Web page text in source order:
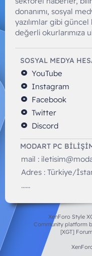
donanımı, sosyal
yazılımlar gibi
değerli okurlarımıza
SOSYAL MEDYA
YouTube
Instagram
Facebook
Twitter
Discord
MODART PC
mail :
Adres : Türkiye/
......
XenForo Style
Community platform
[XGT]